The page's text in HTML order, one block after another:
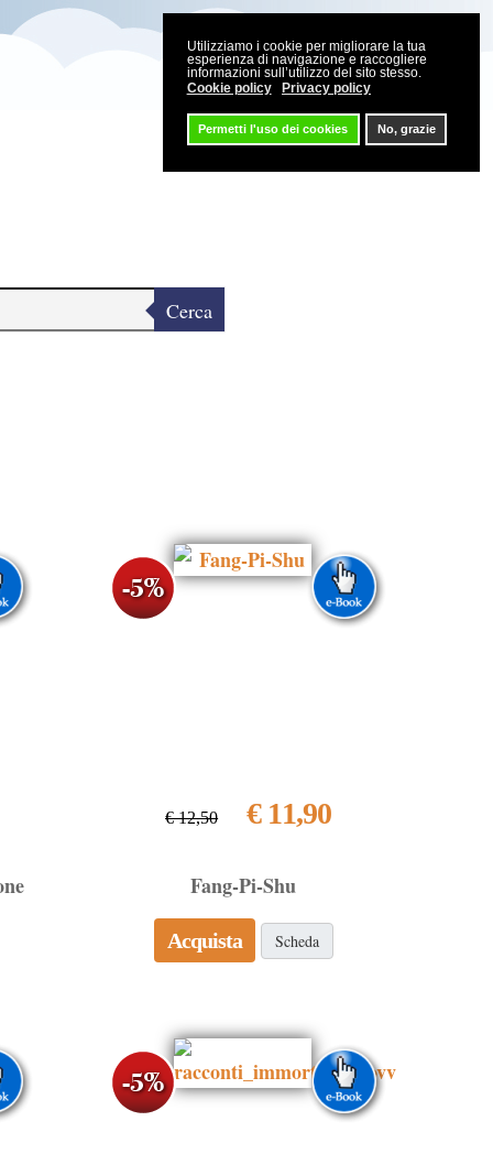
Utilizziamo i cookie per migliorare la tua
esperienza di navigazione e raccogliere
informazioni sull’utilizzo del sito stesso.
Cookie policy
Privacy policy
Permetti l'uso dei cookies No, grazie
Cerca
€ 12,50 € 11,90
Fang-Pi-Shu
Acquista Scheda